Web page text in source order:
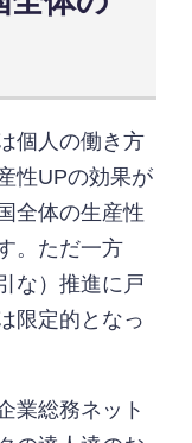
個人の働き方
性UPの効果が
全体の生産性
。ただ一方
な）推進に戸
限定的となっ
業総務ネット